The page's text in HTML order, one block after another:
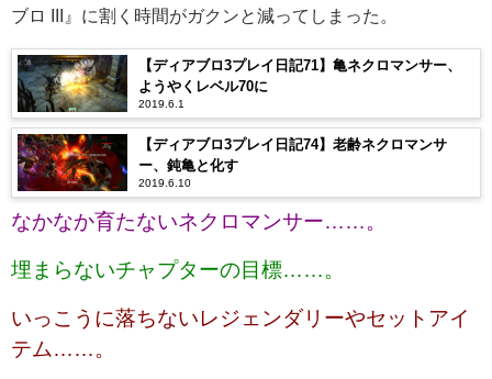
ブロ III』に割く時間がガクンと減ってしまった。
【ディアブロ3プレイ日記71】亀ネクロマンサー、
ようやくレベル70に
2019.6.1
【ディアブロ3プレイ日記74】老齢ネクロマンサ
ー、鈍亀と化す
2019.6.10
なかなか育たないネクロマンサー……。
埋まらないチャプターの目標……。
いっこうに落ちないレジェンダリーやセットアイ
テム……。